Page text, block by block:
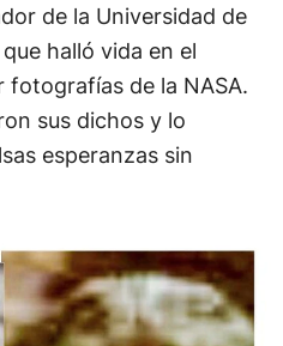
de la Universidad de
halló vida en el
de la NASA.
sus dichos y lo
esperanzas sin